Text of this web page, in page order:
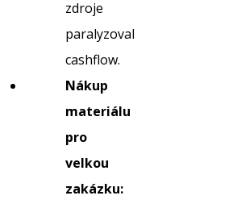
zdroje
paralyzoval
cashflow.
Nákup
materiálu
pro
velkou
zakázku: